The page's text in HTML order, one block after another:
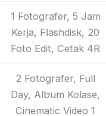
1 Fotografer, 5 Jam
Kerja, Flashdisk, 20
Foto Edit, Cetak 4R
2 Fotografer, Full
Day, Album Kolase,
Cinematic Video 1